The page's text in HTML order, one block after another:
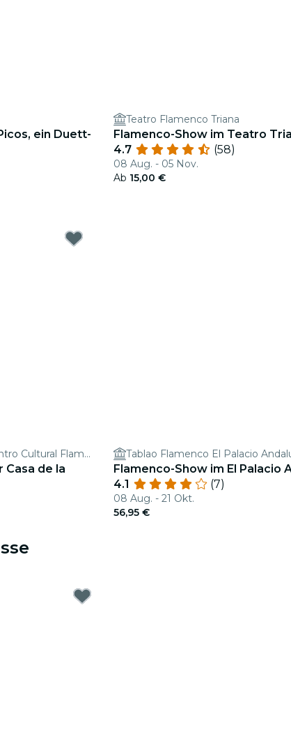
ein Duett-
Teatro Flamenco Triana
Flamenco-Show im Teatro
4.7
(58)
08 Aug. - 05 Nov.
Ab 15,00 €
Casa de la Memoria Centro Cultural Flamenco
Casa de la
Tablao Flamenco El Palacio
Flamenco-Show im El Palacio
4.1
(7)
08 Aug. - 21 Okt.
56,95 €